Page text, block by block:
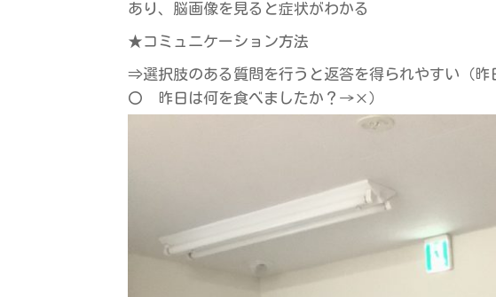
あり、脳画像を見ると症状がわかる
★コミュニケーション方法
⇒選択肢のある質問を行うと返答を得られやすい（
〇 昨日は何を食べましたか？→×）